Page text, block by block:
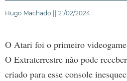
Hugo Machado || 21/02/2024
O Atari foi o primeiro
O Extraterrestre não pode
criado para esse console